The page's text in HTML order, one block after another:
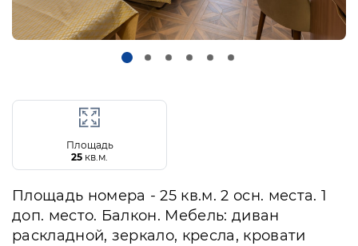
Площадь
25 кв.м.
Площадь номера - 25 кв.м. 2 осн. места. 1
доп. место. Балкон. Мебель: диван
раскладной, зеркало, кресла, кровати